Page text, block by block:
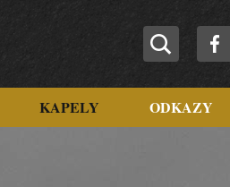
KAPELY ODKAZY